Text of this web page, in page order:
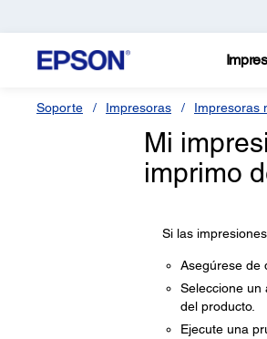
Soporte Impresoras Impresoras
Mi
imprimo
Si las
Asegúrese de
Seleccione un
del producto.
Ejecute una